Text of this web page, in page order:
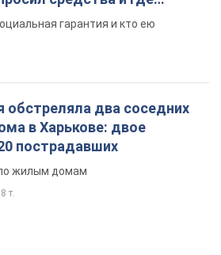
гарантия и кто ею
обстреляла два соседних
в Харькове: двое
пострадавших
жилым домам
т.